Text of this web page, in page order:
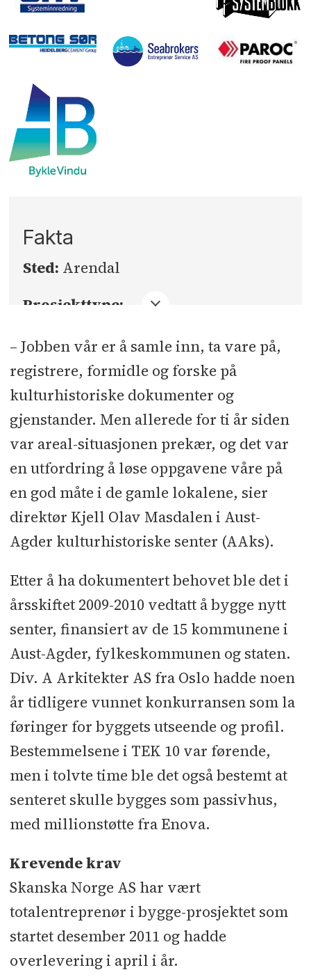
Fakta
Sted: Arendal
Prosjekttype:
Entreprisekostnad eks mva:
205 millioner kroner
Bruttoareal:10.500 kvm
Byggherre: Aust-Agder
Fylkeskommune
Bruker:
Aust-Agder kulturhistorisk senter IKS
Totalentreprenør:Skanska Norge
Arkitekt:
Div A Arkitekter
Rådgivere:RI-B: Rambøll l RI-V:
Øyvind B. Berntsen l RI-E: Sweco l
RI-Br: Agder Consult
Underentreprenører/leverandører:
Grunn- og sprengingsarbeider: PS
Anlegg l Fjellsikring: FJELL
Renovering l Utomhusarbeid og
tørrsteinsmurer: Oveland Utemiljø l
Riving: O. Ager-
Wick l Peling: Holt Risa / Seabrokers
l Armeringsleverandør: SSi l Betong-
leverandør: Betong Sør l Gulvstøp:
Leif Tore Seljåsen l Stålkonstruk-
sjoner betongarbeider: Peikko Norge
– Jobben vår er å samle inn, ta vare på,
registrere, formidle og forske på
kulturhistoriske dokumenter og
gjenstander. Men allerede for ti år siden
var areal-situasjonen prekær, og det var
en utfordring å løse oppgavene våre på
en god måte i de gamle lokalene, sier
direktør Kjell Olav Masdalen i Aust-
Agder kulturhistoriske senter (AAks).
Etter å ha dokumentert behovet ble det i
årsskiftet 2009-2010 vedtatt å bygge nytt
senter, finansiert av de 15 kommunene i
Aust-Agder, fylkeskommunen og staten.
Div. A Arkitekter AS fra Oslo hadde noen
år tidligere vunnet konkurransen som la
føringer for byggets utseende og profil.
Bestemmelsene i TEK 10 var førende,
men i tolvte time ble det også bestemt at
senteret skulle bygges som passivhus,
med millionstøtte fra Enova.
Krevende krav
Skanska Norge AS har vært
totalentreprenør i bygge-prosjektet som
startet desember 2011 og hadde
overlevering i april i år.